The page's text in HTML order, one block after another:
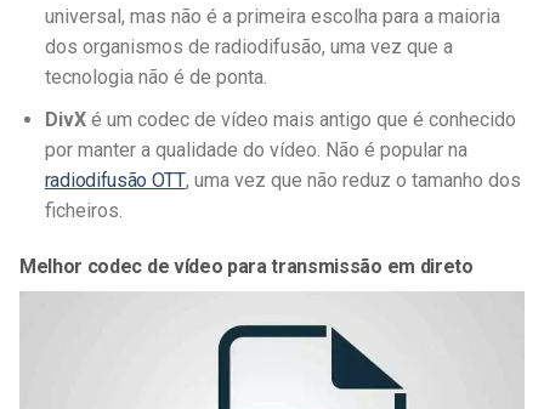
universal, mas não é a primeira escolha para a maioria
dos organismos de radiodifusão, uma vez que a
tecnologia não é de ponta.
DivXé um codec de vídeo mais antigo que é conhecido
por manter a qualidade do vídeo. Não é popular na
radiodifusão OTT, uma vez que não reduz o tamanho dos
ficheiros.
Melhor codec de vídeo para transmissão em direto